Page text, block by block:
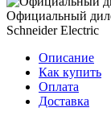
Официальный
Schneider Electric
Описание
Как купить
Оплата
Доставка